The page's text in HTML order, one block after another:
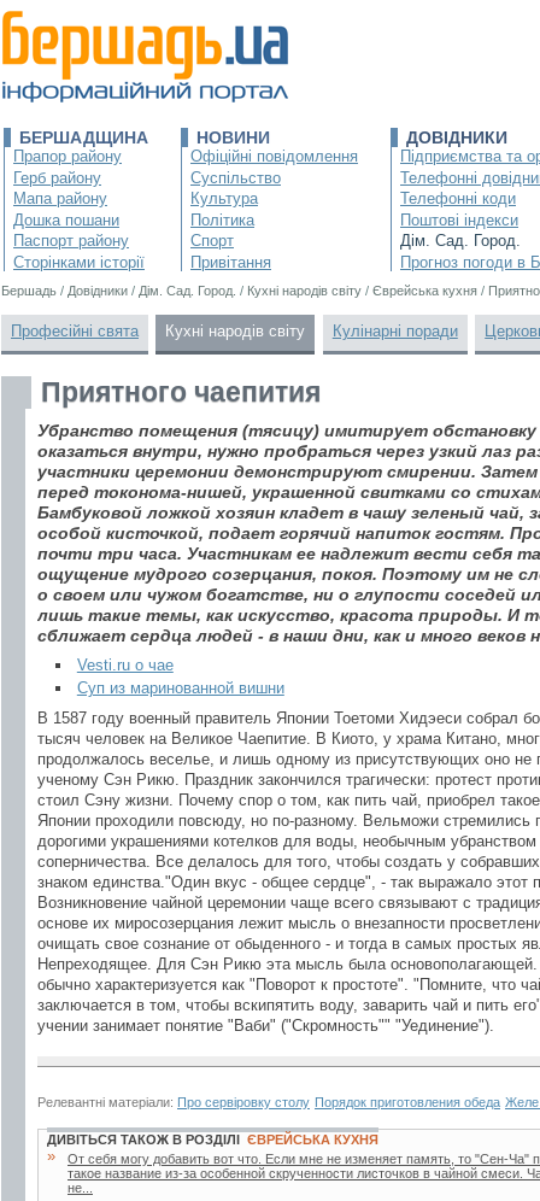
БЕРШАДЩИНА
Прапор району
Герб району
Мапа району
Дошка пошани
Паспорт району
Сторінками історії
НОВИНИ
Офіційні повідомлення
Суспільство
Культура
Політика
Спорт
Привітання
ДОВІДНИКИ
Підприємства та
Телефонні
Телефонні коди
Поштові індекси
Дім. Сад. Город.
Прогноз погоди в
Бершадь / Довідники / Дім. Сад. Город. / Кухні народів світу / Єврейська кухня /
Професійні свята Кухні народів світу Кулінарні поради
Приятного чаепития
Убранство помещения (тясицу) имитирует
оказаться внутри, нужно пробраться через узкий лаз
участники церемонии демонстрируют смирении.
перед токонома-нишей, украшенной свитками со
Бамбуковой ложкой хозяин кладет в чашу зеленый чай,
особой кисточкой, подает горячий напиток гостям.
почти три часа. Участникам ее надлежит вести себя
ощущение мудрого созерцания, покоя. Поэтому им не
о своем или чужом богатстве, ни о глупости соседей
лишь такие темы, как искусство, красота природы. И
сближает сердца людей - в наши дни, как и много веков
Vesti.ru о чае
Суп из маринованной вишни
В 1587 году военный правитель Японии Тоетоми Хидэеси собрал
тысяч человек на Великое Чаепитие. В Киото, у храма Китано,
продолжалось веселье, и лишь одному из присутствующих оно не
ученому Сэн Рикю. Праздник закончился трагически: протест
стоил Сэну жизни. Почему спор о том, как пить чай, приобрел
Японии проходили повсюду, но по-разному. Вельможи стремились
дорогими украшениями котелков для воды, необычным
соперничества. Все делалось для того, чтобы создать у
знаком единства."Один вкус - общее сердце", - так выражало этот
Возникновение чайной церемонии чаще всего связывают с
основе их миросозерцания лежит мысль о внезапности
очищать свое сознание от обыденного - и тогда в самых простых
Непреходящее. Для Сэн Рикю эта мысль была основополагающей.
обычно характеризуется как "Поворот к простоте". "Помните, что
заключается в том, чтобы вскипятить воду, заварить чай и пить
учении занимает понятие "Ваби" ("Скромность"" "Уединение").
Релевантні матеріали: Про сервіровку столу Порядок приготовления обеда Желе
ДИВІТЬСЯ ТАКОЖ В РОЗДІЛІ ЄВРЕЙСЬКА КУХНЯ
»
От себя могу добавить вот что. Если мне не изменяет память, то "Сен-Ча"
такое название из-за особенной скрученности листочков в чайной смеси.
не...